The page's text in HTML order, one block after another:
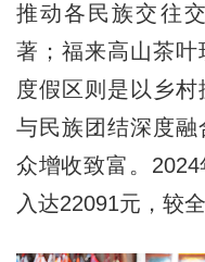
推动各民族交往
著；福来高山茶
度假区则是以乡
与民族团结深度
众增收致富。
入达22091元，较